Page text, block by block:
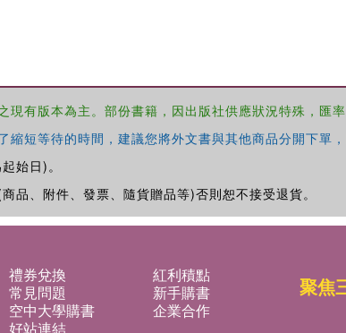
有版本為主。部份書籍，因出版社供應狀況特殊，匯率
短等待的時間，建議您將外文書與其他商品分開下單
始日)。
品、附件、發票、隨貨贈品等)否則恕不接受退貨。
禮券兌換
紅利積點
常見問題
新手購書
空中大學購書
企業合作
好站連結
聚焦